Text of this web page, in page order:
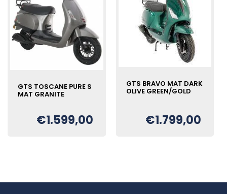
GTS TOSCANE PURE S
MAT GRANITE
€1.599,00
GTS BRAVO MAT DARK
OLIVE GREEN/GOLD
Oorspronkelijke
€1.799,00
Huidige